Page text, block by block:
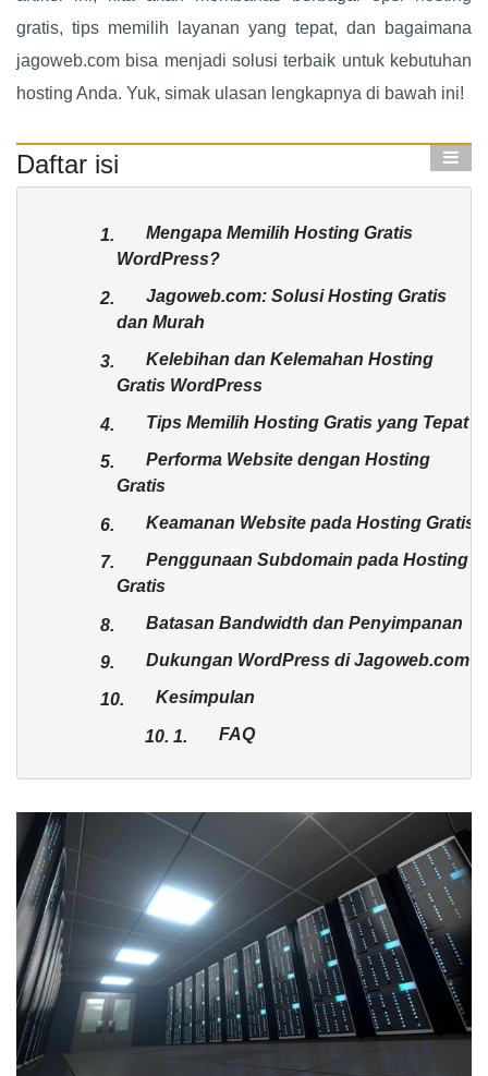
gratis, tips memilih layanan yang tepat, dan bagaimana
jagoweb.com bisa menjadi solusi terbaik untuk kebutuhan
hosting Anda. Yuk, simak ulasan lengkapnya di bawah ini!
Daftar isi
1.
Mengapa Memilih Hosting Gratis
WordPress?
2.
Jagoweb.com: Solusi Hosting Gratis
dan Murah
3.
Kelebihan dan Kelemahan Hosting
Gratis WordPress
4. Tips Memilih Hosting Gratis yang Tepat
5.
Performa Website dengan Hosting
Gratis
6. Keamanan Website pada Hosting Gratis
7.
Penggunaan Subdomain pada Hosting
Gratis
8. Batasan Bandwidth dan Penyimpanan
9. Dukungan WordPress di Jagoweb.com
10. Kesimpulan
10. 1. FAQ